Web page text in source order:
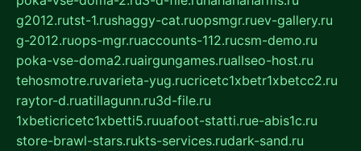
g2012.rutst-1.rushaggy-cat.ruopsmgr.ruev-gallery.ru
g-2012.ruops-mgr.ruaccounts-112.rucsm-demo.ru
poka-vse-doma2.ruairgungames.ruallseo-host.ru
tehosmotre.ruvarieta-yug.rucricetc1xbetr1xbetcc2.ru
raytor-d.ruatillagunn.ru3d-file.ru
1xbeticricetc1xbetti5.ruuafoot-statti.rue-abis1c.ru
store-brawl-stars.rukts-services.rudark-sand.ru